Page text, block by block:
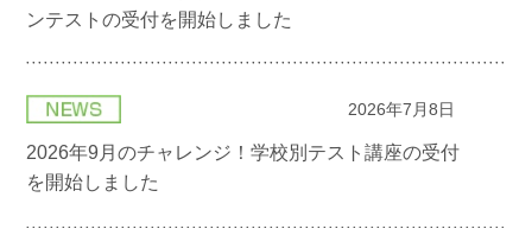
ンテストの受付を開始しました
2026年7月8日
2026年9月のチャレンジ！学校別テスト講座の受付
を開始しました